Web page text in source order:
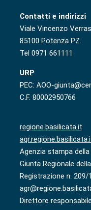
Contatti e indirizzi
Viale Vincenzo
85100 Potenza PZ
Tel 0971 661111
URP
PEC: AOO-
C.F. 80002950766
regione.basilicata.it
Agenzia stampa della
Giunta Regionale
Registrazione n. 209/
Direttore